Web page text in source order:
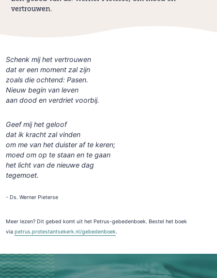
vertrouwen.
Schenk mij het vertrouwen
dat er een moment zal zijn
zoals die ochtend: Pasen.
Nieuw begin van leven
aan dood en verdriet voorbij.
Geef mij het geloof
dat ik kracht zal vinden
om me van het duister af te keren;
moed om op te staan en te gaan
het licht van de nieuwe dag
tegemoet.
- Ds. Werner Pieterse
Meer lezen? Dit gebed komt uit het Petrus-gebedenboek. Bestel het boek
via petrus.protestantsekerk.nl/gebedenboek.